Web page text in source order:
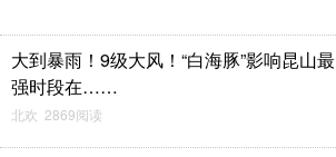
大到暴雨！9级大风！“白海豚”影响昆山最
强时段在……
北欢 2869阅读